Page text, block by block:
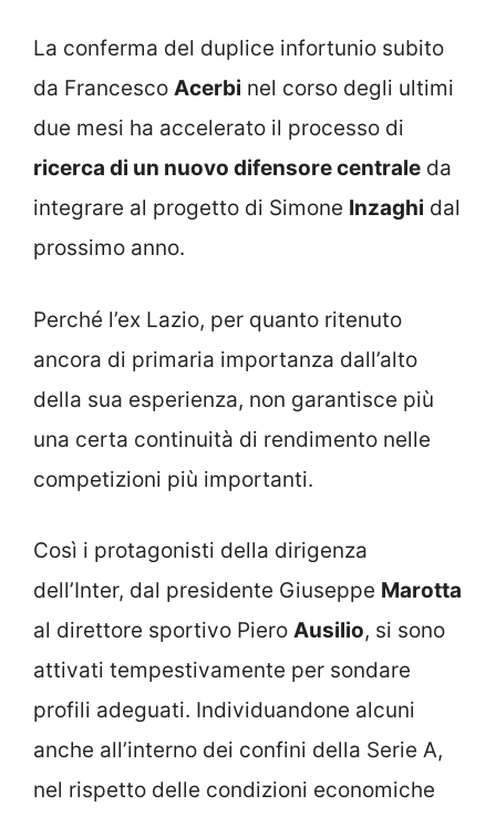
La conferma del duplice infortunio subito
da Francesco Acerbi nel corso degli ultimi
due mesi ha accelerato il processo di
ricerca di un nuovo difensore centrale da
integrare al progetto di Simone Inzaghi dal
prossimo anno.
Perché l’ex Lazio, per quanto ritenuto
ancora di primaria importanza dall’alto
della sua esperienza, non garantisce più
una certa continuità di rendimento nelle
competizioni più importanti.
Così i protagonisti della dirigenza
dell’Inter, dal presidente Giuseppe Marotta
al direttore sportivo Piero Ausilio, si sono
attivati tempestivamente per sondare
profili adeguati. Individuandone alcuni
anche all’interno dei confini della Serie A,
nel rispetto delle condizioni economiche